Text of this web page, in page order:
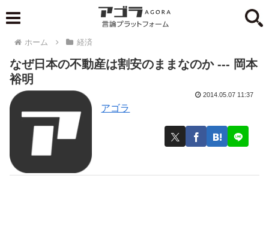
ホーム 経済
なぜ日本の不動産は割安のままなのか --- 岡本
裕明
アゴラ
2014.05.07 11:37